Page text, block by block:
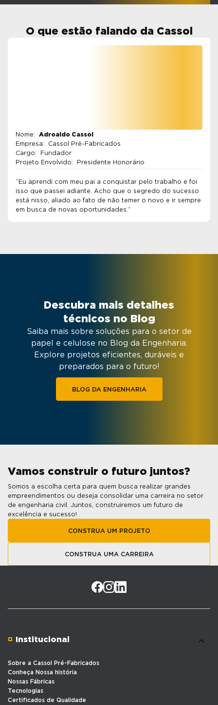
O que estão falando da Cassol
Nome: Adroaldo Cassol
Empresa:
Cassol Pré-Fabricados
Cargo:
Fundador
Projeto Envolvido:
Presidente Honorário
“Eu aprendi com meu pai a conquistar pelo trabalho e foi
isso que passei adiante. Acho que o segredo do sucesso
está nisso, aliado ao fato de não temer o novo e ir sempre
em busca de novas oportunidades.”
Descubra mais detalhes
técnicos no Blog
Saiba mais sobre soluções para o setor de
papel e celulose no Blog da Engenharia.
Explore projetos eficientes, duráveis e
preparados para o futuro!
BLOG DA ENGENHARIA
Vamos construir o futuro juntos?
Somos a escolha certa para quem busca realizar grandes
empreendimentos ou deseja consolidar uma carreira no setor
de engenharia civil. Juntos, construiremos um futuro de
excelência e sucesso!
CONSTRUA UM PROJETO
CONSTRUA UMA CARREIRA
Institucional
Sobre a Cassol Pré-Fabricados
Conheça Nossa história
Nossas Fábricas
Tecnologias
Certificados de Qualidade